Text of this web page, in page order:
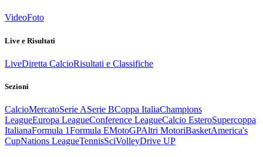
VideoFoto
Live e Risultati
LiveDiretta CalcioRisultati e Classifiche
Sezioni
CalcioMercatoSerie ASerie BCoppa ItaliaChampions
LeagueEuropa LeagueConference LeagueCalcio EsteroSupercoppa
ItalianaFormula 1Formula EMotoGPAltri MotoriBasketAmerica's
CupNations LeagueTennisSciVolleyDrive UP